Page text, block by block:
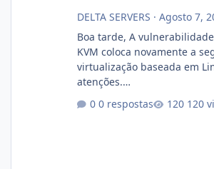
DELTA SERVERS · Agosto 7,
Boa tarde, A
KVM coloca novamente a
virtualização baseada em
atenções.
xjx23zz5f Criamos uma breve explicação:
0 respostas 120